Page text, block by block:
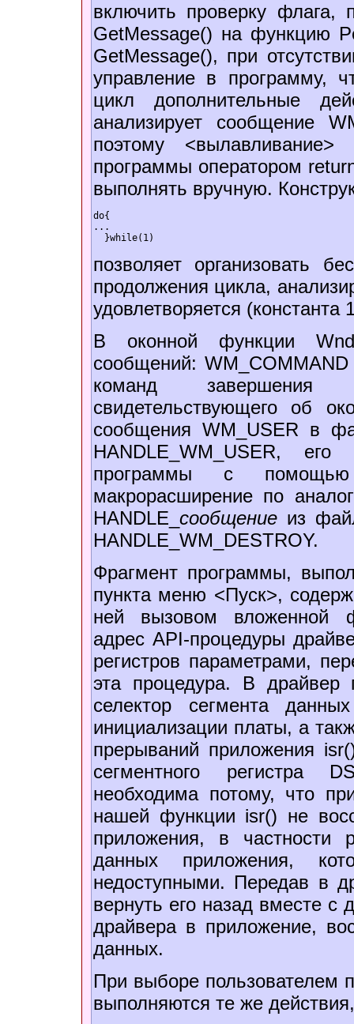
включить проверку
GetMessage() на функцию
GetMessage(), при
управление в программу,
цикл дополнительные
анализирует сообщение
поэтому
программы оператором
выполнять вручную.
do{
...
}while(1)
позволяет организовать
продолжения цикла,
удовлетворяется
В оконной функции
сообщений:
команд
свидетельствующего об
сообщения WM_USER в
HANDLE_WM_USER,
программы с помощью
макрорасширение по
HANDLE_ сообщение из
HANDLE_WM_DESTROY.
Фрагмент программы,
пункта меню <Пуск>,
ней вызовом вложенной
адрес API-процедуры
регистров параметрами,
эта процедура. В драйвер
селектор сегмента
инициализации платы, а
прерываний приложения
сегментного регистра
необходима потому, что
нашей функции isr() не
приложения, в частности
данных приложения,
недоступными. Передав в
вернуть его назад вместе
драйвера в приложение,
данных.
При выборе пользователем
выполняются те же